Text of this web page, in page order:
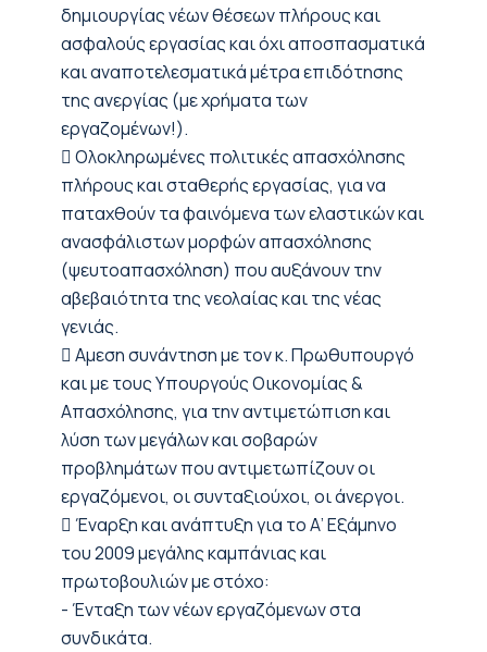
δημιουργίας νέων θέσεων πλήρους και
ασφαλούς εργασίας και όχι αποσπασματικά
και αναποτελεσματικά μέτρα επιδότησης
της ανεργίας (με χρήματα των
εργαζομένων!).
 Ολοκληρωμένες πολιτικές απασχόλησης
πλήρους και σταθερής εργασίας, για να
παταχθούν τα φαινόμενα των ελαστικών και
ανασφάλιστων μορφών απασχόλησης
(ψευτοαπασχόληση) που αυξάνουν την
αβεβαιότητα της νεολαίας και της νέας
γενιάς.
 Αμεση συνάντηση με τον κ. Πρωθυπουργό
και με τους Υπουργούς Οικονομίας &
Απασχόλησης, για την αντιμετώπιση και
λύση των μεγάλων και σοβαρών
προβλημάτων που αντιμετωπίζουν οι
εργαζόμενοι, οι συνταξιούχοι, οι άνεργοι.
 Έναρξη και ανάπτυξη για το Α’ Εξάμηνο
του 2009 μεγάλης καμπάνιας και
πρωτοβουλιών με στόχο:
- Ένταξη των νέων εργαζόμενων στα
συνδικάτα.